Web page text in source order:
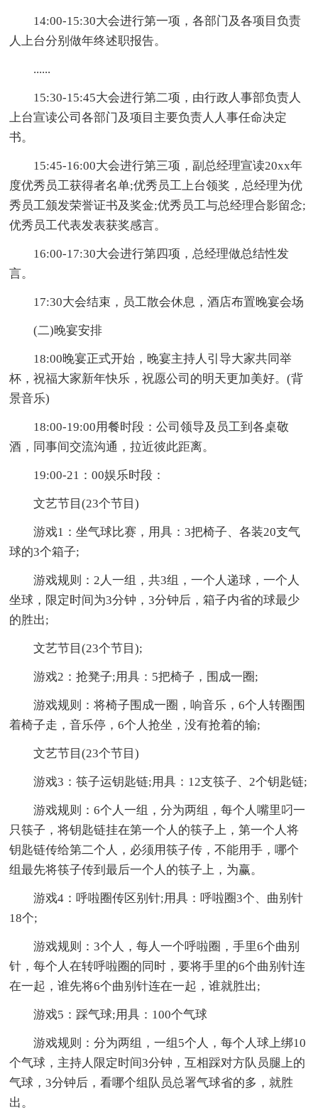
14:00-15:30大会进行第一项，各部门及各项目负责
人上台分别做年终述职报告。
......
15:30-15:45大会进行第二项，由行政人事部负责人
上台宣读公司各部门及项目主要负责人人事任命决定
书。
15:45-16:00大会进行第三项，副总经理宣读20xx年
度优秀员工获得者名单;优秀员工上台领奖，总经理为优
秀员工颁发荣誉证书及奖金;优秀员工与总经理合影留念;
优秀员工代表发表获奖感言。
16:00-17:30大会进行第四项，总经理做总结性发
言。
17:30大会结束，员工散会休息，酒店布置晚宴会场
(二)晚宴安排
18:00晚宴正式开始，晚宴主持人引导大家共同举
杯，祝福大家新年快乐，祝愿公司的明天更加美好。(背
景音乐)
18:00-19:00用餐时段：公司领导及员工到各桌敬
酒，同事间交流沟通，拉近彼此距离。
19:00-21：00娱乐时段：
文艺节目(23个节目)
游戏1：坐气球比赛，用具：3把椅子、各装20支气
球的3个箱子;
游戏规则：2人一组，共3组，一个人递球，一个人
坐球，限定时间为3分钟，3分钟后，箱子内省的球最少
的胜出;
文艺节目(23个节目);
游戏2：抢凳子;用具：5把椅子，围成一圈;
游戏规则：将椅子围成一圈，响音乐，6个人转圈围
着椅子走，音乐停，6个人抢坐，没有抢着的输;
文艺节目(23个节目)
游戏3：筷子运钥匙链;用具：12支筷子、2个钥匙链;
游戏规则：6个人一组，分为两组，每个人嘴里叼一
只筷子，将钥匙链挂在第一个人的筷子上，第一个人将
钥匙链传给第二个人，必须用筷子传，不能用手，哪个
组最先将筷子传到最后一个人的筷子上，为赢。
游戏4：呼啦圈传区别针;用具：呼啦圈3个、曲别针
18个;
游戏规则：3个人，每人一个呼啦圈，手里6个曲别
针，每个人在转呼啦圈的同时，要将手里的6个曲别针连
在一起，谁先将6个曲别针连在一起，谁就胜出;
游戏5：踩气球;用具：100个气球
游戏规则：分为两组，一组5个人，每个人球上绑10
个气球，主持人限定时间3分钟，互相踩对方队员腿上的
气球，3分钟后，看哪个组队员总署气球省的多，就胜
出。